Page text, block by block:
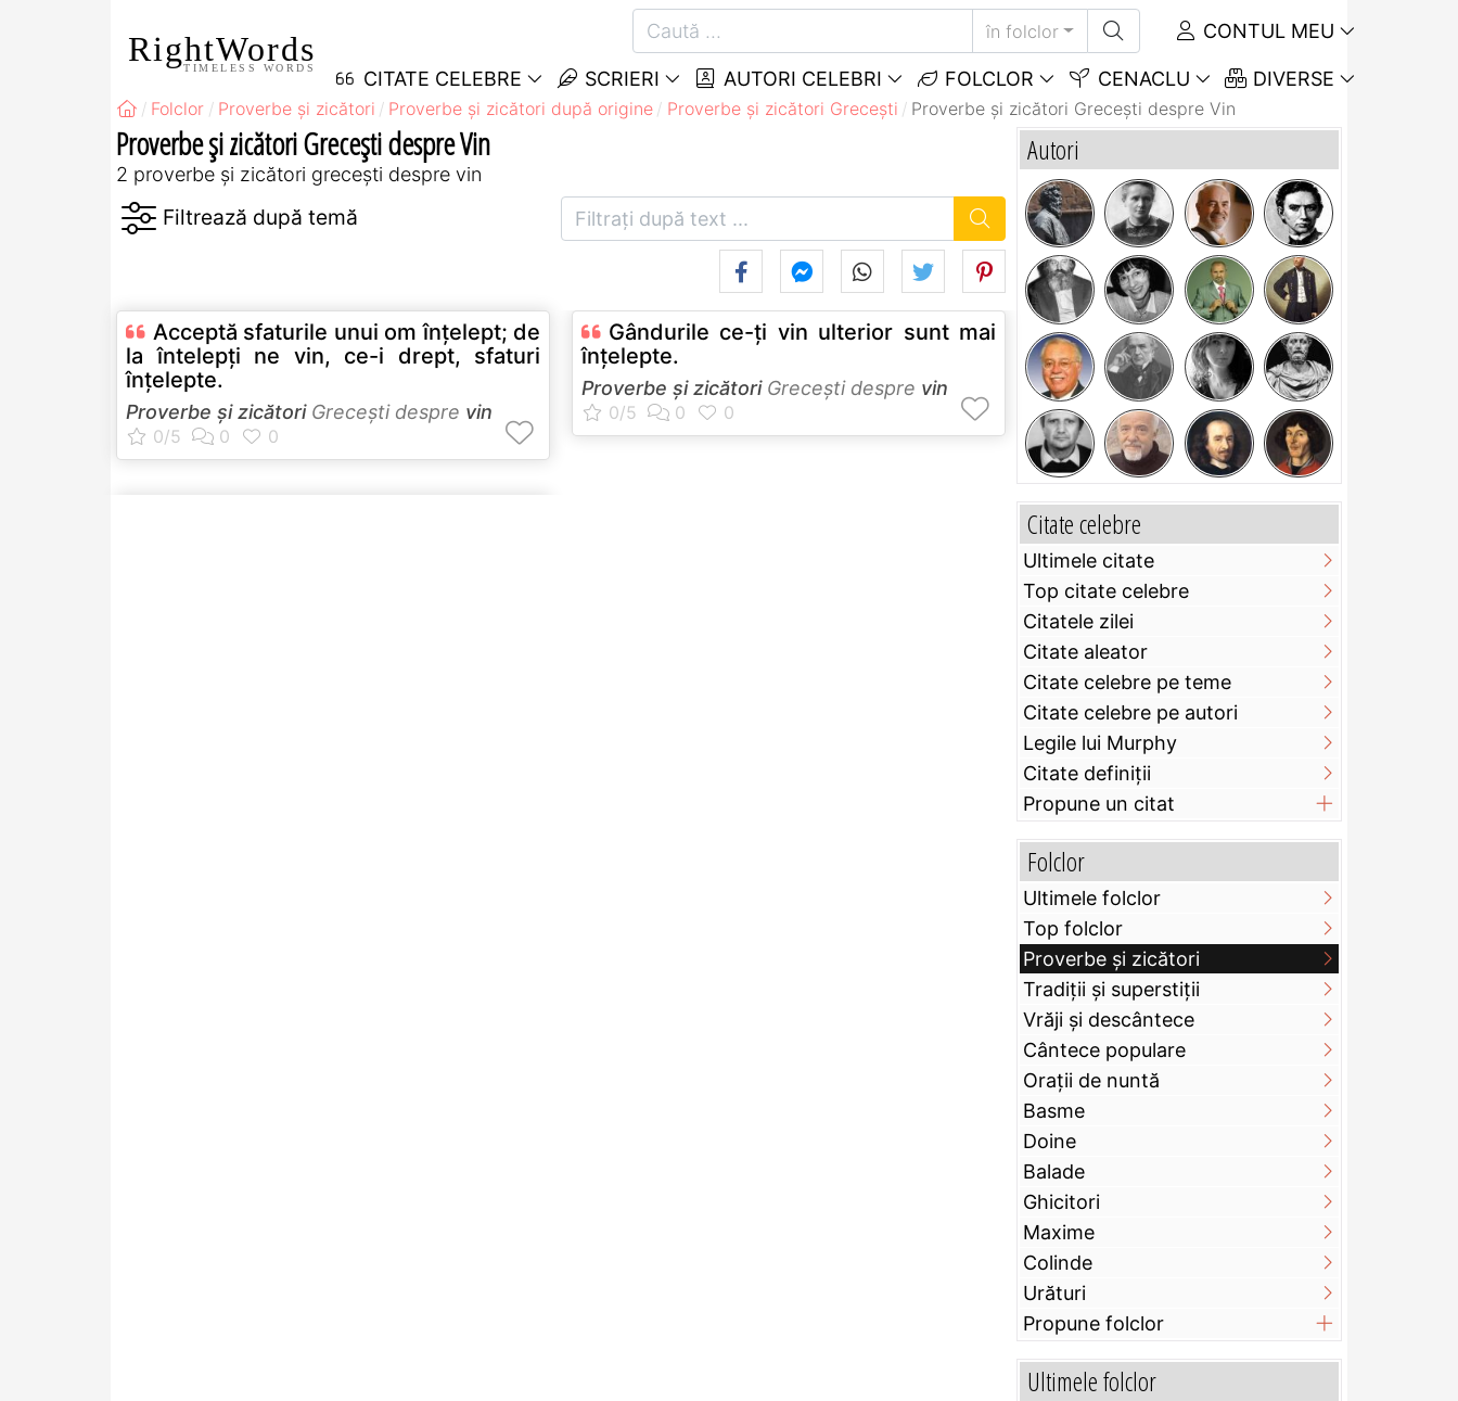
RightWords
TIMELESS WORDS
în folclor CONTUL MEU
CITATE CELEBRE SCRIERI AUTORI CELEBRI FOLCLOR CENACLU DIVERSE
Folclor Proverbe și zicători Proverbe și zicători după origine Proverbe și zicători Greceşti Proverbe și zicători Greceşti despre Vin
Proverbe și zicători Greceşti despre Vin
2 proverbe și zicători greceşti despre vin
Acceptă sfaturile unui om înţelept; de
la întelepţi ne vin, ce-i drept, sfaturi
înţelepte.
Proverbe și zicătoriGreceşti despre vin
Gândurile ce-ţi vin ulterior sunt mai
înţelepte.
Proverbe și zicătoriGreceşti despre vin
Autori
Citate celebre
Ultimele citate
Top citate celebre
Citatele zilei
Citate aleator
Citate celebre pe teme
Citate celebre pe autori
Legile lui Murphy
Citate definiţii
Propune un citat
Folclor
Ultimele folclor
Top folclor
Proverbe și zicători
Tradiții și superstiții
Vrăji și descântece
Cântece populare
Orații de nuntă
Basme
Doine
Balade
Ghicitori
Maxime
Colinde
Urături
Propune folclor
Ultimele folclor